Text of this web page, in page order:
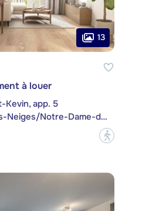
13
à louer
Kevin, app. 5
Montréal (Côte-des-Neiges/Notre-Dame-de-Grâce)
?